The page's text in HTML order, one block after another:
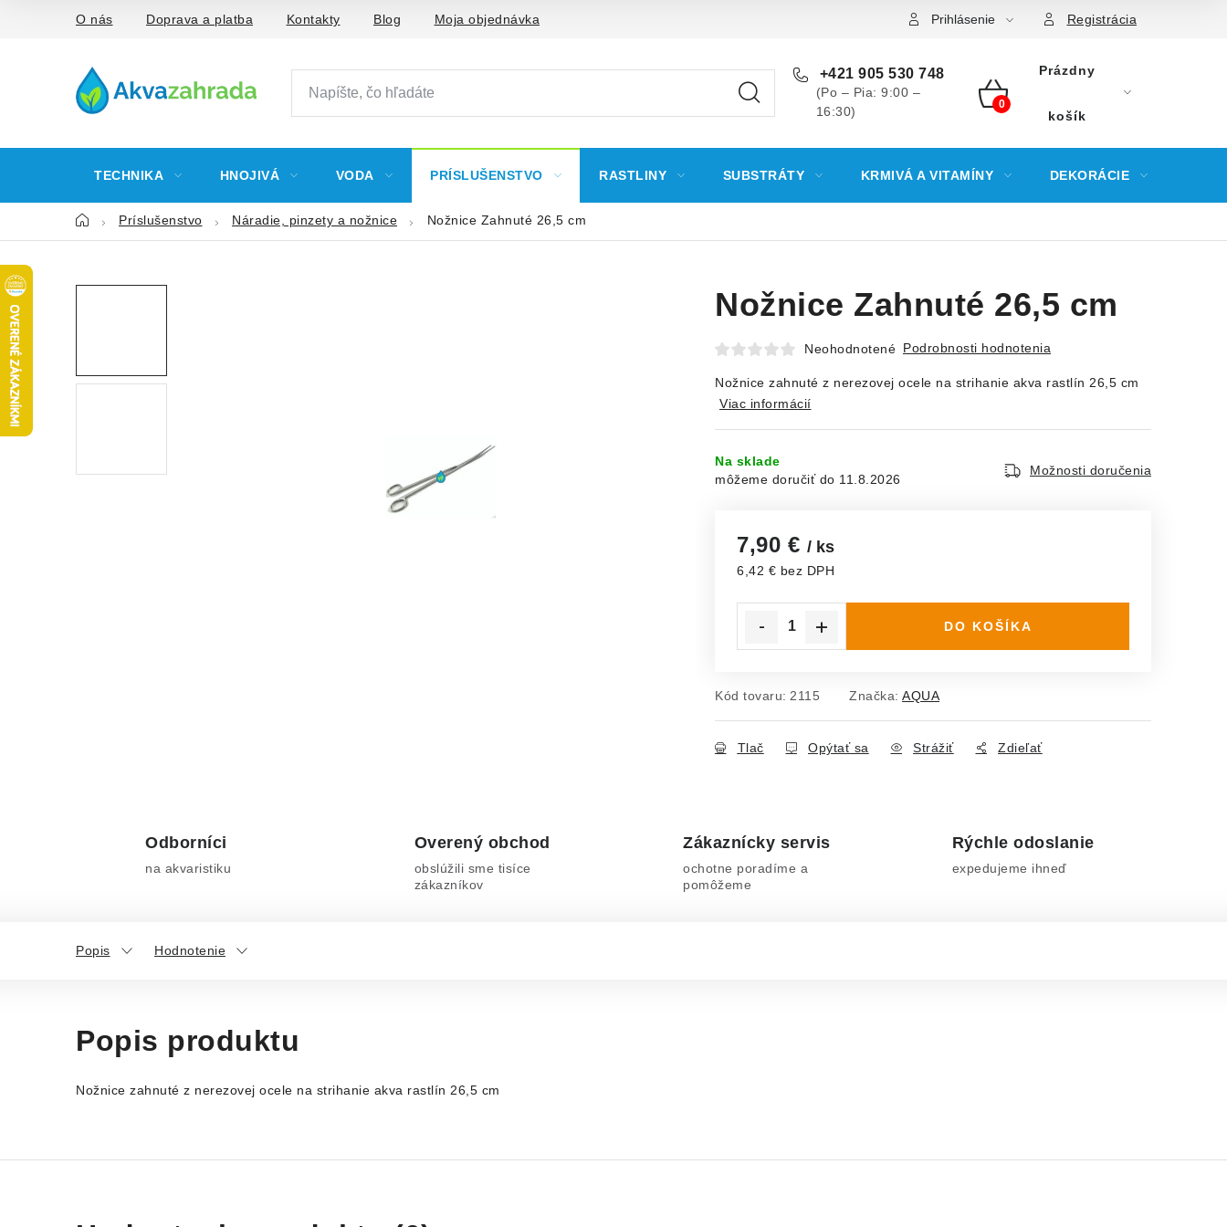
O nás Doprava a platba Kontakty Blog Moja objednávka Prihlásenie Registrácia
+421 905 530 748
(Po – Pia: 9:00 –
16:30)
NÁKUPNÝ
Prázdny
košík
TECHNIKA HNOJIVÁ VODA PRÍSLUŠENSTVO RASTLINY SUBSTRÁTY KRMIVÁ A VITAMÍNY DEKORÁCIE
DomovPríslušenstvo Náradie, pinzety a nožnice Nožnice Zahnuté 26,5 cm
Nožnice Zahnuté 26,5 cm
Neohodnotené Podrobnosti hodnotenia
Nožnice zahnuté z nerezovej ocele na strihanie akva rastlín 26,5 cm
Viac informácií
Na sklade
11.8.2026
Možnosti doručenia
7,90 € / ks
6,42 € bez DPH
DO KOŠÍKA
Kód tovaru: 2115 Značka: AQUA
Tlač Opýtať sa Strážiť Zdieľať
Odborníci
na akvaristiku
Overený obchod
obslúžili sme tisíce
zákazníkov
Zákaznícky servis
ochotne poradíme a
pomôžeme
Rýchle odoslanie
expedujeme ihneď
Popis Hodnotenie
Popis produktu
Nožnice zahnuté z nerezovej ocele na strihanie akva rastlín 26,5 cm